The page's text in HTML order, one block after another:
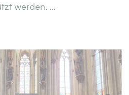
werden. ...